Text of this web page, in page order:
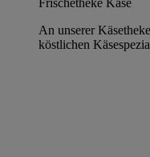
Frischetheke Käse
An unserer
köstlichen